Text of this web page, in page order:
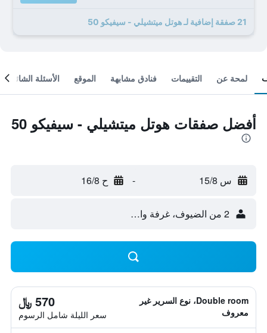
21 صفقة إضافية لـ هوتل ميتشيلي - سيفيكو 50
لمحة عن التقييمات فنادق مشابهة الموقع الأسئلة الشائعة
أفضل صفقات هوتل ميتشيلي - سيفيكو 50
س 15/8 - ح 16/8
2 من الضيوف، غرفة واحدة
Double room، نوع السرير غير
معروف
570 ﷼
سعر الليلة شامل الرسوم